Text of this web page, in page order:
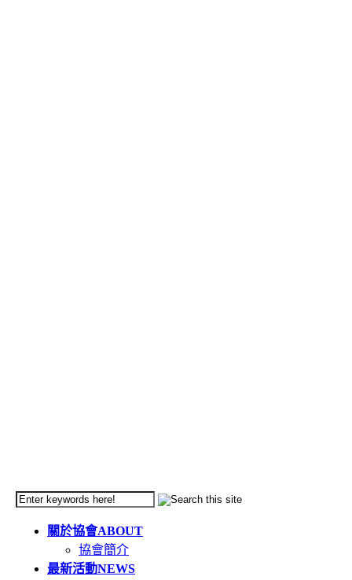
關於協會ABOUT
協會簡介
最新活動NEWS